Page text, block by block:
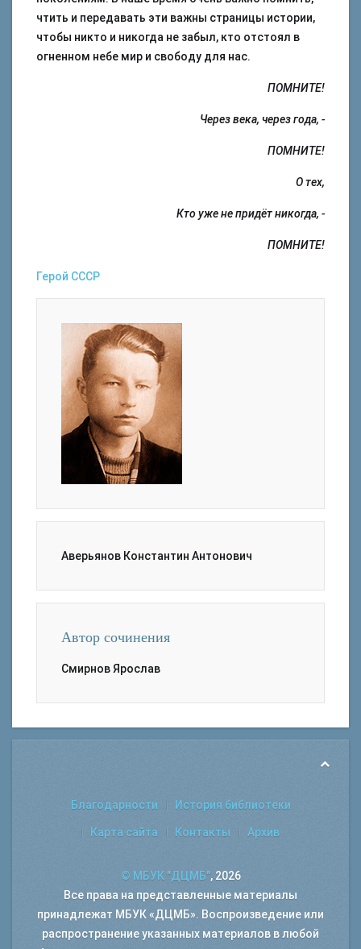
чтить и передавать эти важны страницы истории,
чтобы никто и никогда не забыл, кто отстоял в
огненном небе мир и свободу для нас.
ПОМНИТЕ!
Через века, через года, -
ПОМНИТЕ!
О тех,
Кто уже не придёт никогда, -
ПОМНИТЕ!
Герой СССР
Аверьянов Константин Антонович
Автор сочинения
Смирнов Ярослав
Благодарности История библиотеки
Карта сайта Контакты Архив
© МБУК "ДЦМБ", 2026
Все права на представленные материалы
принадлежат МБУК «ДЦМБ». Воспроизведение или
распространение указанных материалов в любой